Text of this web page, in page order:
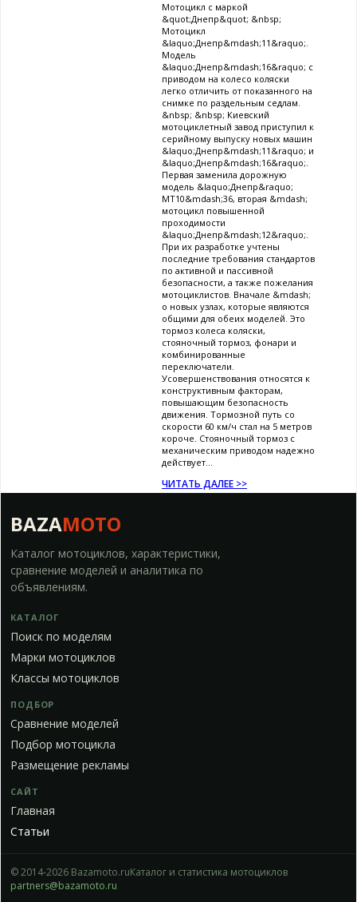
Мотоцикл с маркой
&quot;Днепр&quot; &nbsp;
Мотоцикл
&laquo;Днепр&mdash;11&raquo;.
Модель
&laquo;Днепр&mdash;16&raquo; с
приводом на колесо коляски
легко отличить от показанного на
снимке по раздельным седлам.
&nbsp; &nbsp; Киевский
мотоциклетный завод приступил к
серийному выпуску новых машин
&laquo;Днепр&mdash;11&raquo; и
&laquo;Днепр&mdash;16&raquo;.
Первая заменила дорожную
модель &laquo;Днепр&raquo;
МТ10&mdash;36, вторая &mdash;
мотоцикл повышенной
проходимости
&laquo;Днепр&mdash;12&raquo;.
При их разработке учтены
последние требования стандартов
по активной и пассивной
безопасности, а также пожелания
мотоциклистов. Вначале &mdash;
о новых узлах, которые являются
общими для обеих моделей. Это
тормоз колеса коляски,
стояночный тормоз, фонари и
комбинированные
переключатели.
Усовершенствования относятся к
конструктивным факторам,
повышающим безопасность
движения. Тормозной путь со
скорости 60 км/ч стал на 5 метров
короче. Стояночный тормоз с
механическим приводом надежно
действует...
ЧИТАТЬ ДАЛЕЕ >>
BAZAMOTO
Каталог мотоциклов, характеристики,
сравнение моделей и аналитика по
объявлениям.
КАТАЛОГ
Поиск по моделям
Марки мотоциклов
Классы мотоциклов
ПОДБОР
Сравнение моделей
Подбор мотоцикла
Размещение рекламы
САЙТ
Главная
Статьи
© 2014-2026 Bazamoto.ruКаталог и статистика мотоциклов
partners@bazamoto.ru